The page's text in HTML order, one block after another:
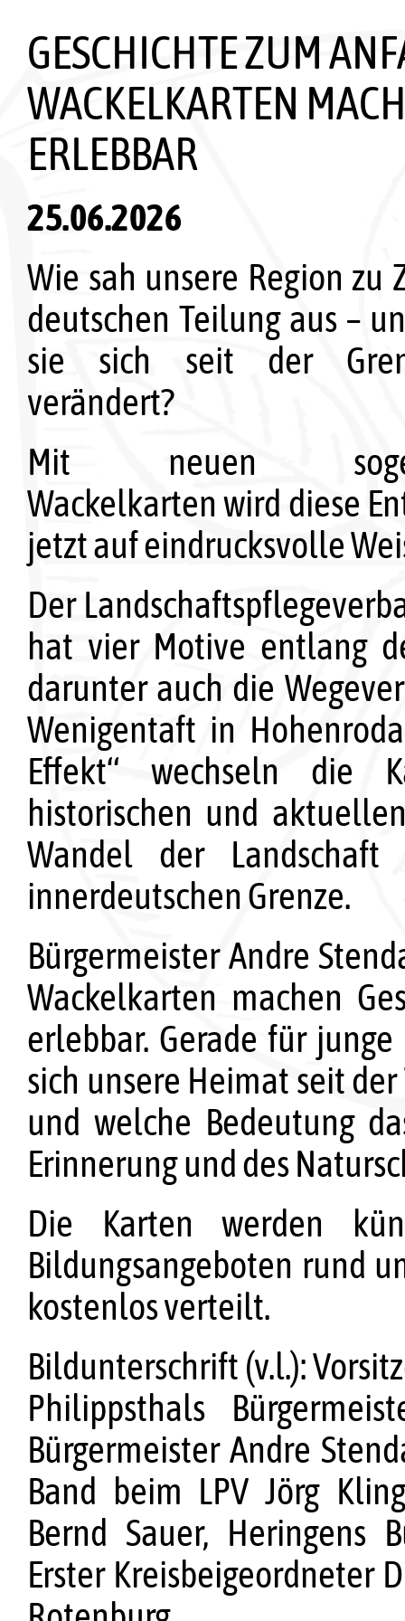
GESCHICHTE ZUM
WACKELKARTEN
ERLEBBAR
25.06.2026
Wie sah unsere Region zu
deutschen Teilung aus –
sie sich seit der
verändert?
Mit neuen
Wackelkarten wird diese
jetzt auf eindrucksvolle
Der
hat vier Motive entlang
darunter auch die
Wenigentaft in
Effekt“ wechseln die
historischen und
Wandel der
innerdeutschen Grenze.
Bürgermeister Andre
Wackelkarten machen
erlebbar. Gerade für
sich unsere Heimat seit
und welche Bedeutung
Erinnerung und des
Die Karten werden
Bildungsangeboten rund
kostenlos verteilt.
Bildunterschrift (v.l.):
Philippsthals
Bürgermeister Andre
Band beim LPV Jörg
Bernd Sauer, Heringens
Erster Kreisbeigeordneter